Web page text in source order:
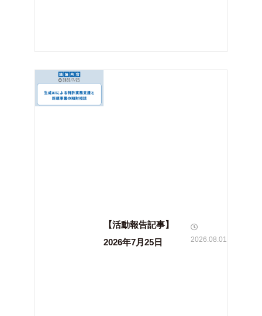
【活動報告記事】
2026年7月25日
2026.08.01